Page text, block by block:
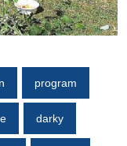
program
darky